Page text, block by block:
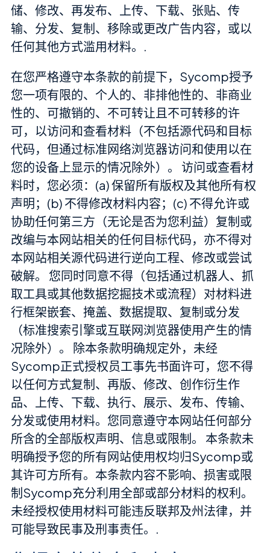
储、修改、再发布、上传、下载、张贴、传
输、分发、复制、移除或更改广告内容，或以
任何其他方式滥用材料。.
在您严格遵守本条款的前提下，Sycomp授予
您一项有限的、个人的、非排他性的、非商业
性的、可撤销的、不可转让且不可转移的许
可，以访问和查看材料（不包括源代码和目标
代码，但通过标准网络浏览器访问和使用以在
您的设备上显示的情况除外）。 访问或查看材
料时，您必须：(a) 保留所有版权及其他所有权
声明；(b) 不得修改材料内容；(c) 不得允许或
协助任何第三方（无论是否为您利益）复制或
改编与本网站相关的任何目标代码，亦不得对
本网站相关源代码进行逆向工程、修改或尝试
破解。 您同时同意不得（包括通过机器人、抓
取工具或其他数据挖掘技术或流程）对材料进
行框架嵌套、掩盖、数据提取、复制或分发
（标准搜索引擎或互联网浏览器使用产生的情
况除外）。 除本条款明确规定外，未经
Sycomp正式授权员工事先书面许可，您不得
以任何方式复制、再版、修改、创作衍生作
品、上传、下载、执行、展示、发布、传输、
分发或使用材料。您同意遵守本网站任何部分
所含的全部版权声明、信息或限制。 本条款未
明确授予您的所有网站使用权均归Sycomp或
其许可方所有。本条款内容不影响、损害或限
制Sycomp充分利用全部或部分材料的权利。
未经授权使用材料可能违反联邦及州法律，并
可能导致民事及刑事责任。.